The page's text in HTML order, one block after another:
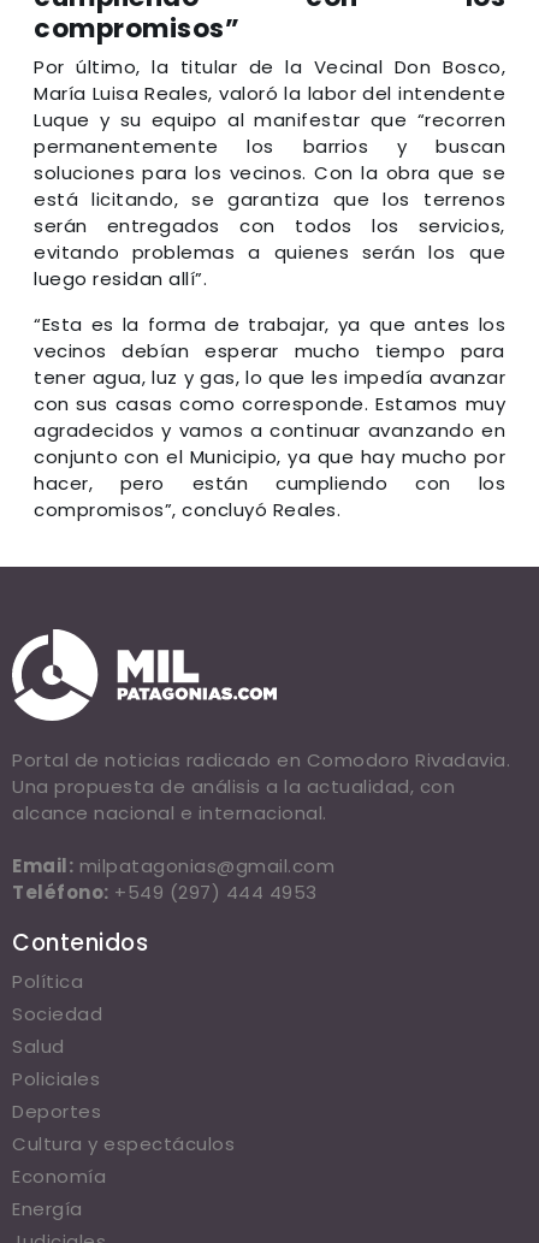
compromisos”
Por último, la titular de la Vecinal Don Bosco,
María Luisa Reales, valoró la labor del intendente
Luque y su equipo al manifestar que “recorren
permanentemente los barrios y buscan
soluciones para los vecinos. Con la obra que se
está licitando, se garantiza que los terrenos
serán entregados con todos los servicios,
evitando problemas a quienes serán los que
luego residan allí”.
“Esta es la forma de trabajar, ya que antes los
vecinos debían esperar mucho tiempo para
tener agua, luz y gas, lo que les impedía avanzar
con sus casas como corresponde. Estamos muy
agradecidos y vamos a continuar avanzando en
conjunto con el Municipio, ya que hay mucho por
hacer, pero están cumpliendo con los
compromisos”, concluyó Reales.
Portal de noticias radicado en Comodoro Rivadavia.
Una propuesta de análisis a la actualidad, con
alcance nacional e internacional.
Email: milpatagonias@gmail.com
Teléfono: +549 (297) 444 4953
Contenidos
Política
Sociedad
Salud
Policiales
Deportes
Cultura y espectáculos
Economía
Energía